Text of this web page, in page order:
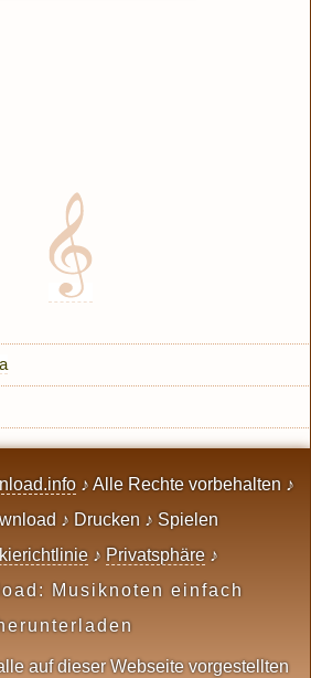
♪ Alle Rechte vorbehalten ♪
♪ Drucken ♪ Spielen
♪ Privatsphäre ♪
Musiknoten einfach
auf dieser Webseite vorgestellten